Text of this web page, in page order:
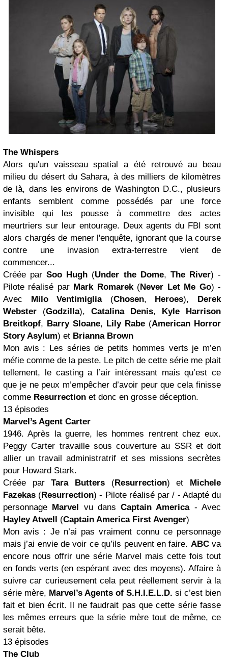
The Whispers
Alors qu'un vaisseau spatial a été retrouvé au beau
milieu du désert du Sahara, à des milliers de kilomètres
de là, dans les environs de Washington D.C., plusieurs
enfants semblent comme possédés par une force
invisible qui les pousse à commettre des actes
meurtriers sur leur entourage. Deux agents du FBI sont
alors chargés de mener l'enquête, ignorant que la course
contre une invasion extra-terrestre vient de
commencer...
Créée parSoo Hugh (Under the Dome, The River) -
Pilote réalisé par Mark Romarek(Never Let Me Go) -
Avec
Milo Ventimiglia(Chosen, Heroes),
Derek
Webster (Godzilla), Catalina Denis,
Kyle Harrison
Breitkopf, Barry Sloane, Lily Rabe (American Horror
Story Asylum) et Brianna Brown
Mon avis : Les séries de petits hommes verts je m’en
méfie comme de la peste. Le pitch de cette série me plait
tellement, le casting a l’air intéressant mais qu’est ce
que je ne peux m’empêcher d’avoir peur que cela finisse
comme Resurrection et donc en grosse déception.
13 épisodes
Marvel’s Agent Carter
1946. Après la guerre, les hommes rentrent chez eux.
Peggy Carter travaille sous couverture au SSR et doit
allier un travail administratrif et ses missions secrètes
pour Howard Stark.
Créée parTara Butters (Resurrection) et
Michele
Fazekas (Resurrection) - Pilote réalisé par / - Adapté du
personnage
Marvel vu dansCaptain America- Avec
Hayley Atwell
(Captain AmericaFirst Avenger)
Mon avis : Je n’ai pas vraiment connu ce personnage
mais j’ai envie de voir ce qu’ils peuvent en faire. ABCva
encore nous offrir une série Marvel mais cette fois tout
en fonds verts (en espérant avec des moyens). Affaire à
suivre car curieusement cela peut réellement servir à la
série mère, Marvel’s Agents of S.H.I.E.L.D. si c’est bien
fait et bien écrit. Il ne faudrait pas que cette série fasse
les mêmes erreurs que la série mère tout de même, ce
serait bête.
13 épisodes
The Club